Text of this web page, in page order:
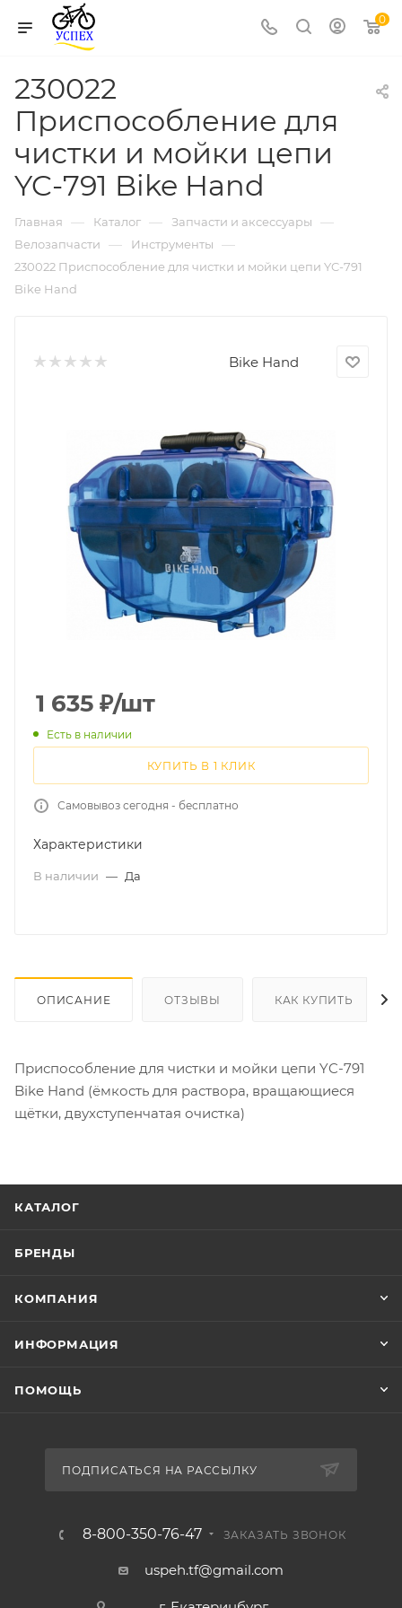
0
230022
Приспособление для
чистки и мойки цепи
YC-791 Bike Hand
Главная — Каталог — Запчасти и аксессуары —
Велозапчасти — Инструменты —
230022 Приспособление для чистки и мойки цепи YC-791
Bike Hand
Bike Hand
1 635 ₽/шт
Есть в наличии
КУПИТЬ В 1 КЛИК
Самовывоз сегодня - бесплатно
Характеристики
В наличии — Да
ОПИСАНИЕ ОТЗЫВЫ КАК КУПИТЬ
Приспособление для чистки и мойки цепи YC-791
Bike Hand (ёмкость для раствора, вращающиеся
щётки, двухступенчатая очистка)
КАТАЛОГ
БРЕНДЫ
КОМПАНИЯ
ИНФОРМАЦИЯ
ПОМОЩЬ
ПОДПИСАТЬСЯ НА РАССЫЛКУ
8-800-350-76-47 ЗАКАЗАТЬ ЗВОНОК
uspeh.tf@gmail.com